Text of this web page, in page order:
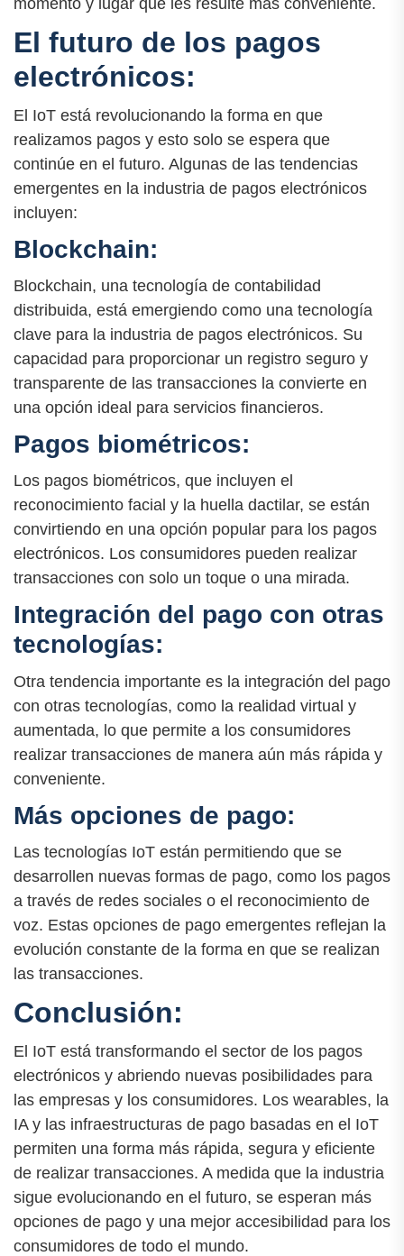
El futuro de los pagos
electrónicos:
El IoT está revolucionando la forma en que
realizamos pagos y esto solo se espera que
continúe en el futuro. Algunas de las tendencias
emergentes en la industria de pagos electrónicos
incluyen:
Blockchain:
Blockchain, una tecnología de contabilidad
distribuida, está emergiendo como una tecnología
clave para la industria de pagos electrónicos. Su
capacidad para proporcionar un registro seguro y
transparente de las transacciones la convierte en
una opción ideal para servicios financieros.
Pagos biométricos:
Los pagos biométricos, que incluyen el
reconocimiento facial y la huella dactilar, se están
convirtiendo en una opción popular para los pagos
electrónicos. Los consumidores pueden realizar
transacciones con solo un toque o una mirada.
Integración del pago con otras
tecnologías:
Otra tendencia importante es la integración del pago
con otras tecnologías, como la realidad virtual y
aumentada, lo que permite a los consumidores
realizar transacciones de manera aún más rápida y
conveniente.
Más opciones de pago:
Las tecnologías IoT están permitiendo que se
desarrollen nuevas formas de pago, como los pagos
a través de redes sociales o el reconocimiento de
voz. Estas opciones de pago emergentes reflejan la
evolución constante de la forma en que se realizan
las transacciones.
Conclusión:
El IoT está transformando el sector de los pagos
electrónicos y abriendo nuevas posibilidades para
las empresas y los consumidores. Los wearables, la
IA y las infraestructuras de pago basadas en el IoT
permiten una forma más rápida, segura y eficiente
de realizar transacciones. A medida que la industria
sigue evolucionando en el futuro, se esperan más
opciones de pago y una mejor accesibilidad para los
consumidores de todo el mundo.